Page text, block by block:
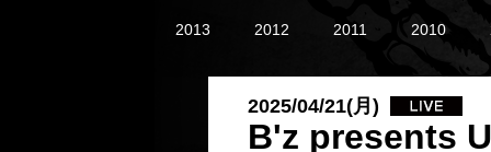
2013 2012 2011 2010
2025/04/21(月)
B'z presents